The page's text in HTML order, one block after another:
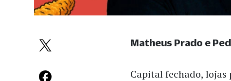
Capital fechado,
Matheus Prado e